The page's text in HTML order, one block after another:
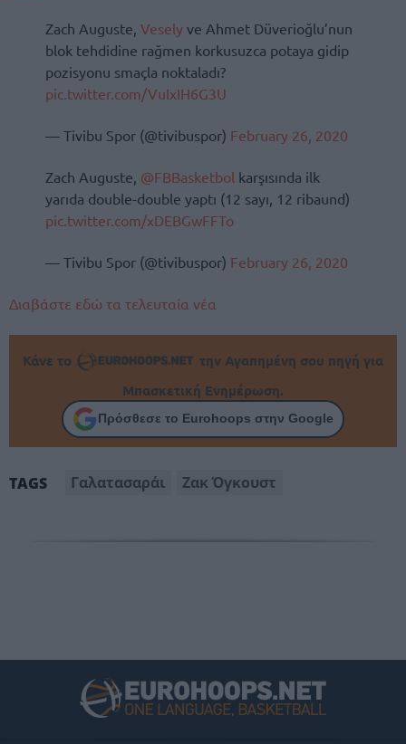
Zach Auguste, Vesely ve Ahmet Düverioğlu’nun
blok tehdidine rağmen korkusuzca potaya gidip
pozisyonu smaçla noktaladı?
pic.twitter.com/VuIxIH6G3U
— Tivibu Spor (@tivibuspor) February 26, 2020
Zach Auguste, @FBBasketbol karşısında ilk
yarıda double-double yaptı (12 sayı, 12 ribaund)
pic.twitter.com/xDEBGwFFTo
— Tivibu Spor (@tivibuspor) February 26, 2020
Διαβάστε εδώ τα τελευταία νέα
Κάνε το
την Αγαπημένη σου πηγή για
Μπασκετική Ενημέρωση.
Πρόσθεσε το Eurohoops στην Google
TAGS Γαλατασαράι Ζακ Όγκουστ